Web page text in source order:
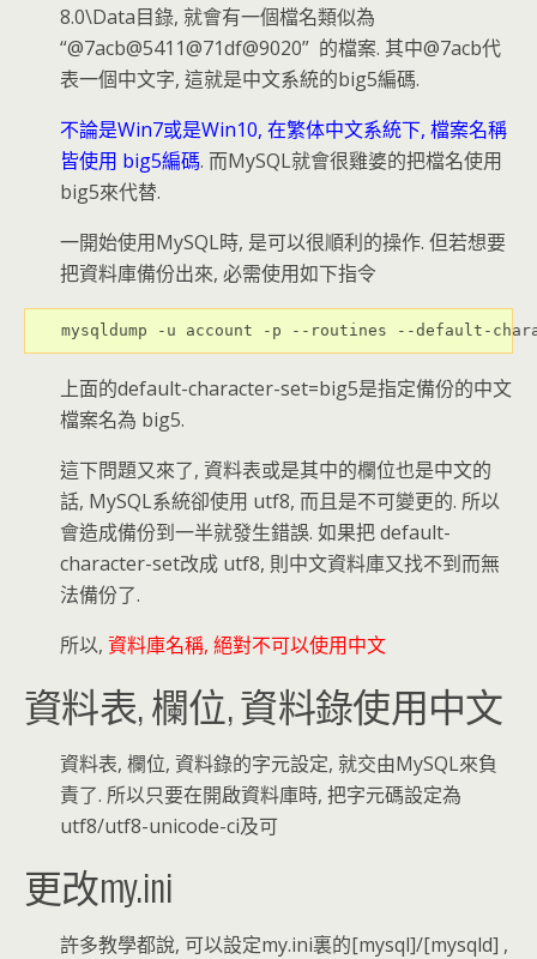
8.0\Data目錄, 就會有一個檔名類似為
“@7acb@5411@71df@9020” 的檔案. 其中@7acb代
表一個中文字, 這就是中文系統的big5編碼.
不論是Win7或是Win10, 在繁体中文系統下, 檔案名稱
皆使用 big5編碼. 而MySQL就會很雞婆的把檔名使用
big5來代替.
一開始使用MySQL時, 是可以很順利的操作. 但若想要
把資料庫備份出來, 必需使用如下指令
mysqldump -u account -p --routines --default-
上面的default-character-set=big5是指定備份的中文
檔案名為 big5.
這下問題又來了, 資料表或是其中的欄位也是中文的
話, MySQL系統卻使用 utf8, 而且是不可變更的. 所以
會造成備份到一半就發生錯誤. 如果把 default-
character-set改成 utf8, 則中文資料庫又找不到而無
法備份了.
所以, 資料庫名稱, 絕對不可以使用中文
資料表, 欄位, 資料錄使用中文
資料表, 欄位, 資料錄的字元設定, 就交由MySQL來負
責了. 所以只要在開啟資料庫時, 把字元碼設定為
utf8/utf8-unicode-ci及可
更改my.ini
許多教學都說, 可以設定my.ini裏的[mysql]/[mysqld] ,